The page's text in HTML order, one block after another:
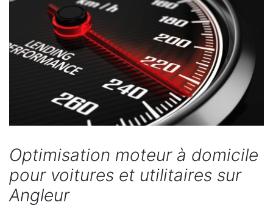
Optimisation moteur à domicile
pour voitures et utilitaires sur
Angleur